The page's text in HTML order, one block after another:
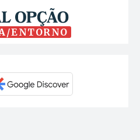
ENTORNO